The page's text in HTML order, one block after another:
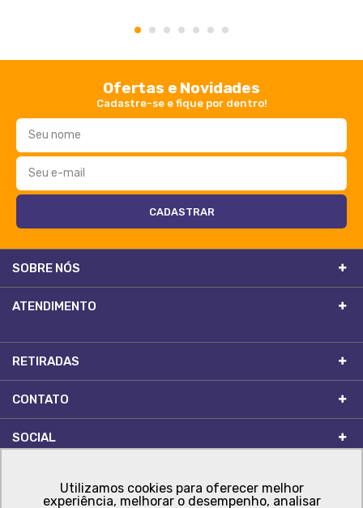
1 2 3 4 5 6 7
Ofertas e Novidades
Cadastre-se e fique por dentro!
SOBRE NÓS
ATENDIMENTO
RETIRADAS
CONTATO
SOCIAL
Utilizamos cookies para oferecer melhor
experiência, melhorar o desempenho, analisar